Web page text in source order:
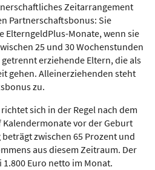
Zeitarrangement
Partnerschaftsbonus: Sie
ElterngeldPlus-Monate, wenn sie
25 und 30 Wochenstunden
erziehende Eltern, die als
gehen. Alleinerziehenden steht
zu.
sich in der Regel nach dem
vor der Geburt
zwischen 65 Prozent und
aus diesem Zeitraum. Der
Euro netto im Monat.